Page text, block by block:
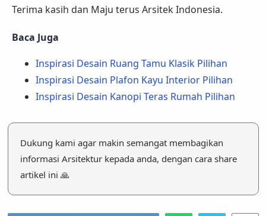
Terima kasih dan Maju terus Arsitek Indonesia.
Baca Juga
Inspirasi Desain Ruang Tamu Klasik Pilihan
Inspirasi Desain Plafon Kayu Interior Pilihan
Inspirasi Desain Kanopi Teras Rumah Pilihan
Dukung kami agar makin semangat membagikan
informasi Arsitektur kepada anda, dengan cara share
artikel ini 🙏